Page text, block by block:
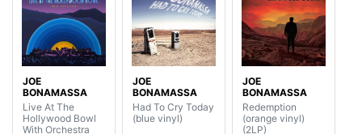
JOE
BONAMASSA
Live At The
Hollywood Bowl
With Orchestra
JOE
BONAMASSA
Had To Cry Today
(blue vinyl)
JOE
BONAMASSA
Redemption
(orange vinyl)
(2LP)